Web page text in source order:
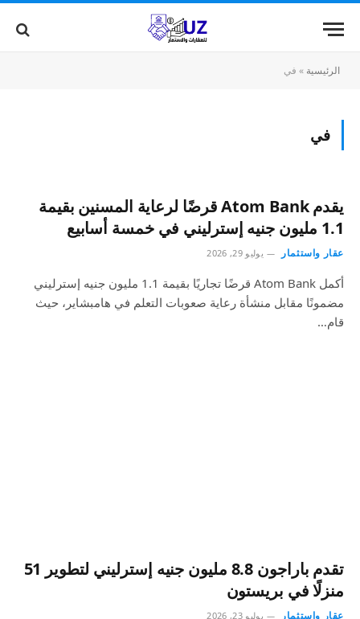
الرئيسية » في
في
يقدم Atom Bank قرضًا لرعاية المسنين بقيمة
1.1 مليون جنيه إسترليني في خمسة أسابيع
عقار واستثمار يوليو 29, 2026
أكمل Atom Bank قرضًا تجاريًا بقيمة 1.1 مليون جنيه إسترليني
مضمونًا مقابل منشأة رعاية صعوبات التعلم في هامبشاير، حيث
قام…
تقدم باراجون 8.8 مليون جنيه إسترليني لتطوير 51
منزلًا في بريستون
عقار واستثمار يوليو 23, 2026